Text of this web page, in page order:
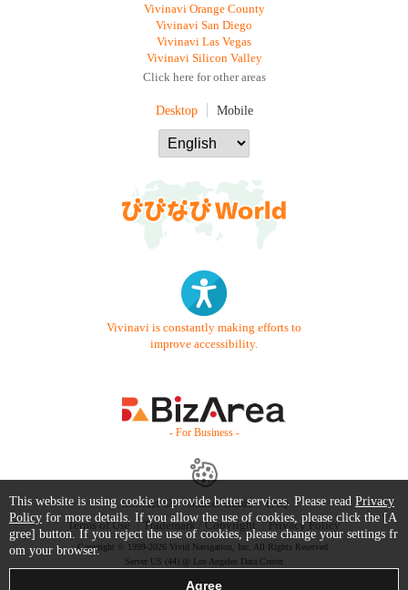
Vivinavi Orange County
Vivinavi San Diego
Vivinavi Las Vegas
Vivinavi Silicon Valley
Click here for other areas
Desktop Mobile
Vivinavi is constantly making efforts to
improve accessibility.
- For Business -
Contact Us Starter Guide
FAQ
Terms of Use
Trademark / Copyright Privacy Policy
Copyright © 1999-2026 Vivid Navigation, Inc. All Rights Reserved.
Server US (44) @ Los Angeles Data Center
This website is using cookie to provide better services. Please read Privacy
Policy for more details. If you allow the use of cookies, please click the [A
gree] button. If you reject the use of cookies, please change your settings fr
om your browser.